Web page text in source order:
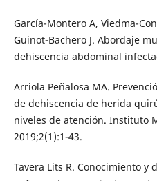
García-Montero A, Viedma-
Guinot-Bachero J. Abordaje
dehiscencia abdominal
Arriola Peñalosa MA.
de dehiscencia de herida
niveles de atención. Instituto
2019;2(1):1-43.
Tavera Lits R. Conocimiento y